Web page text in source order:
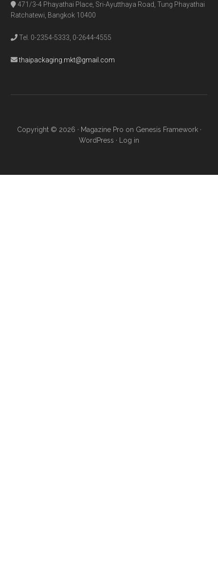
471/3-4 Phayathai Place, Sri-Ayutthaya Road, Tung Phayathai
Ratchatewi, Bangkok 10400
Tel. 0-2354-5333, 0-2644-4555
thaipackaging.mkt@gmail.com
Copyright © 2026 · Magazine Pro on Genesis Framework·
WordPress · Log in